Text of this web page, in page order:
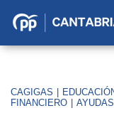
Partido
Cantabria
CAGIGAS
FINANCIERO
AYUDAS